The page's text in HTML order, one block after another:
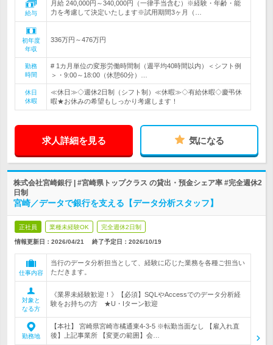
給与
月給 240,000円～340,000円（一律手当含む）※経験・年齢・能
力を考慮して決定いたします※試用期間3ヶ月（…
初年度
年収
336万円～476万円
勤務
時間
# 1カ月単位の変形労働時間制（週平均40時間以内）＜シフト例
＞・9:00～18:00（休憩60分）…
休日
休暇
≪休日≫◇週休2日制（シフト制）≪休暇≫◇有給休暇◇慶弔休
暇★お休みの希望もしっかり考慮します！
求人詳細を見る 気になる
株式会社宮崎銀行 | #宮崎県トップクラス の貸出・預金シェア率 #完全週休2
日制
宮崎／データで銀行を支える【データ分析スタッフ】
正社員 業種未経験OK 完全週休2日制
情報更新日：2026/04/21 終了予定日： 2026/10/19
仕事内容
当行のデータ分析担当として、経験に応じた業務を各種ご担当い
ただきます。
対象と
なる方
《業界未経験歓迎！》【必須】SQLやAccessでのデータ分析経
験をお持ちの方 ★U・Iターン歓迎
勤務地
【本社】 宮崎県宮崎市橘通東4-3-5 ※転勤当面なし 【雇入れ直
後】上記事業所 【変更の範囲】会…